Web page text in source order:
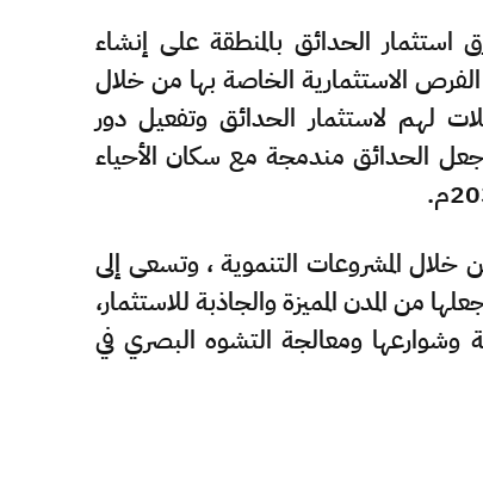
استثمار الحدائق بالمنطقة على إنشاء
الاستثمارية الخاصة بها من خلال
لهم لاستثمار الحدائق وتفعيل دور
جعل الحدائق مندمجة مع سكان الأحياء
خلال المشروعات التنموية ، وتسعى إلى
من المدن المميزة والجاذبة للاستثمار،
وشوارعها ومعالجة التشوه البصري في